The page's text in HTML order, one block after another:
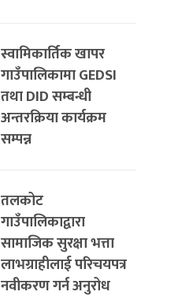
स्वामिकार्तिक खापर
गाउँपालिकामा GEDSI
तथा DID सम्बन्धी
अन्तरक्रिया कार्यक्रम
सम्पन्न
तलकोट
गाउँपालिकाद्वारा
सामाजिक सुरक्षा भत्ता
लाभग्राहीलाई परिचयपत्र
नवीकरण गर्न अनुरोध